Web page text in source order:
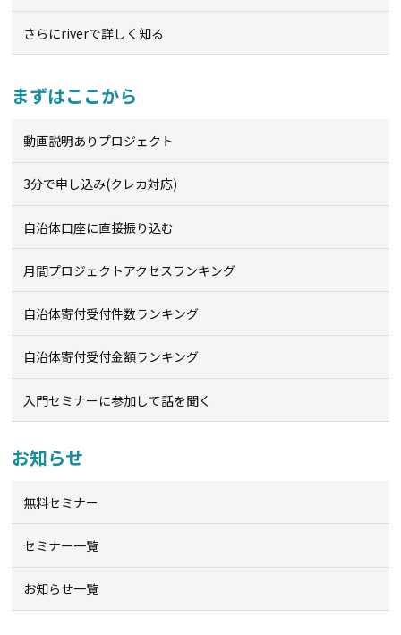
さらにriverで詳しく知る
まずはここから
動画説明ありプロジェクト
3分で申し込み(クレカ対応)
自治体口座に直接振り込む
月間プロジェクトアクセスランキング
自治体寄付受付件数ランキング
自治体寄付受付金額ランキング
入門セミナーに参加して話を聞く
お知らせ
無料セミナー
セミナー一覧
お知らせ一覧